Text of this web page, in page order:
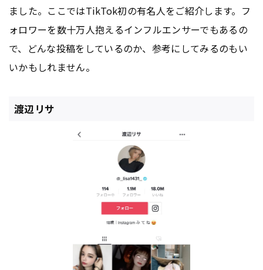
ました。ここではTikTok初の有名人をご紹介します。フ
ォロワーを数十万人抱えるインフルエンサーでもあるの
で、どんな投稿をしているのか、参考にしてみるのもい
いかもしれません。
渡辺リサ